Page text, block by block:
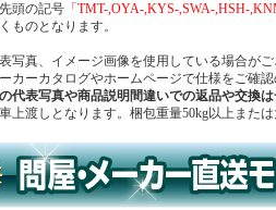
頭の記号「TMT-,OYA-,KYS-,SWA-,HSH-
ものとなります。
写真、イメージ画像を使用している場合がご
カーカタログやホームページで仕様をご確認
代表写真や商品説明間違いでの返品や交換
上渡しとなります。梱包重量50kg以上また